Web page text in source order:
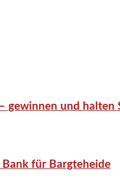
gewinnen und halten
Bank für Bargteheide